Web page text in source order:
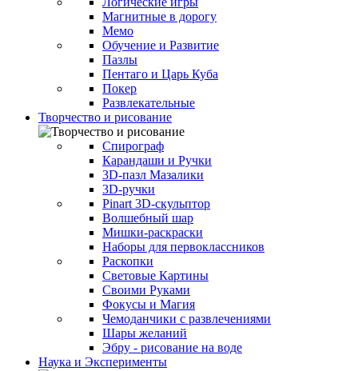
Магнитные в дорогу
Мемо
Обучение и Развитие
Пазлы
Пентаго и Царь Куба
Покер
Развлекательные
Творчество и рисование
Спирограф
Карандаши и Ручки
3D-пазл Мазалики
3D-ручки
Pinart 3D-скульптор
Волшебный шар
Мишки-раскраски
Наборы для первоклассников
Раскопки
Световые Картины
Своими Руками
Фокусы и Магия
Чемоданчики с развлечениями
Шары желаний
Эбру - рисование на воде
Наука и Эксперименты